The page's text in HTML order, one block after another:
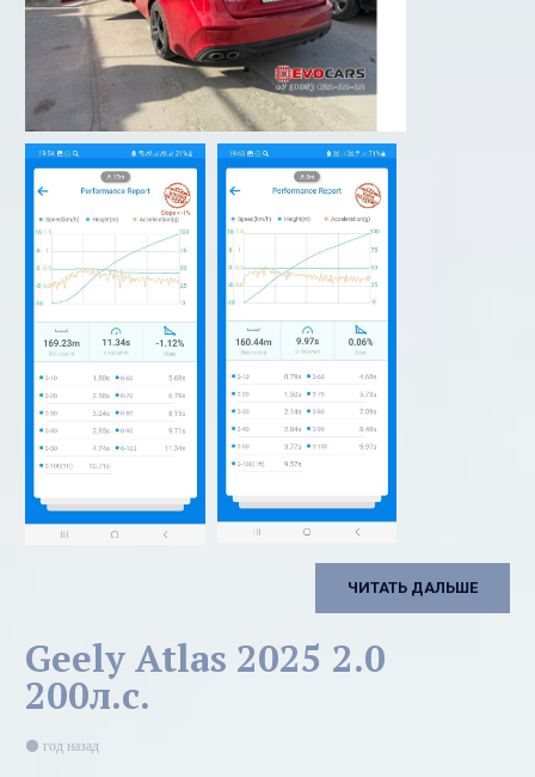
ЧИТАТЬ ДАЛЬШЕ
Geely Atlas 2025 2.0
200л.с.
год назад